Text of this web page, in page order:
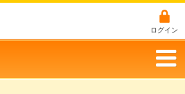
ログイン